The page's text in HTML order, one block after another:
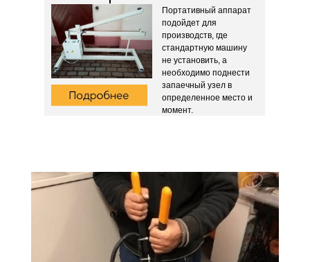
Портативный аппарат
подойдет для
производств, где
стандартную машину
не установить, а
необходимо поднести
запаечный узел в
определенное место и
момент.